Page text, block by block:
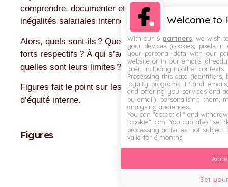
comprendre, documenter et corriger vos
inégalités salariales internes.
Alors, quels sont-ils ? Quels sont leurs points
forts respectifs ? À qui s’adressent-ils ? Et
quelles sont leurs limites ?
Figures fait le point sur les meilleurs logiciels
d’équité interne.
Figures
Welcome to
With our 6 partners , we wish
your devices (cookies, pixels
your personal data with our
website or in our emails,
later, including in other contexts.
Processing this data (identifiers,
loyalty programs, IP and
and offering you services and
by email), personalising them,
analysing audiences.
You can "accept all" and
"cookie" icon . You can also "set
processing activities not subject
valid for 6 months.
Set